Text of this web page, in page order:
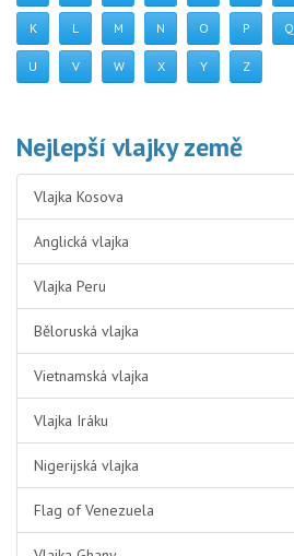
K L M N O P Q
U V W X Y Z
Nejlepší vlajky země
Vlajka Kosova
Anglická vlajka
Vlajka Peru
Běloruská vlajka
Vietnamská vlajka
Vlajka Iráku
Nigerijská vlajka
Flag of Venezuela